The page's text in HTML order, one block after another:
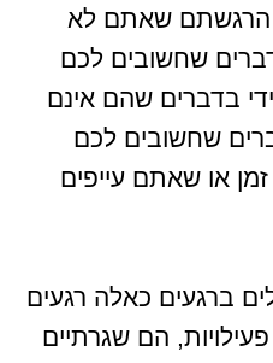
הרגשתם שאתם לא
שחשובים לכם
בדברים שהם אינם
שחשובים לכם
או שאתם עייפים
ברגעים כאלה רגעים
הם שגרתיים